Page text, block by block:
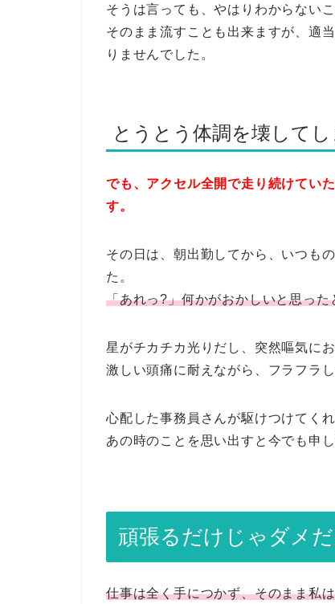
そうは言っても、やはりわからない
そのまま流すことも出来ますが、適
りませんでした。
とうとう体調を壊してし
でも、アクセル全開で走り続けてい
す。
その日は、朝出勤してから、いつも
た。
「あれっ?」何かがおかしいと思っ
星がチカチカ光りだし、突然嘔気にお
激しい頭痛に耐えながら、フラフラ
心配した事務員さんが駆けつけてく
あの時のことを思い出すと今でも申
頑張るだけじゃダメ
仕事は全く手につかず、そのまま私